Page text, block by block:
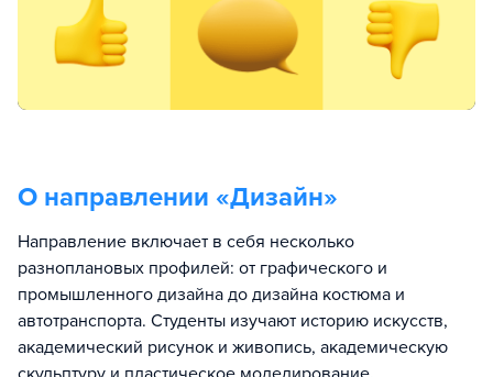
О направлении «Дизайн»
Направление включает в себя несколько
разноплановых профилей: от графического и
промышленного дизайна до дизайна костюма и
автотранспорта. Студенты изучают историю искусств,
академический рисунок и живопись, академическую